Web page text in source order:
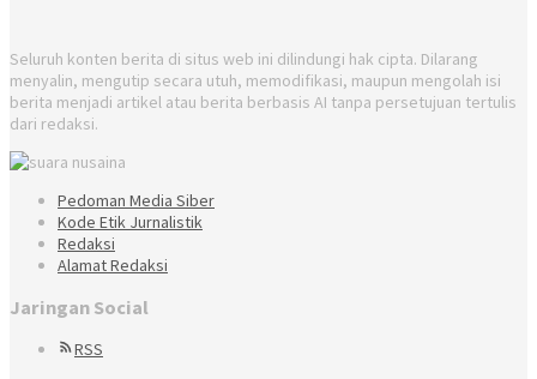
Seluruh konten berita di situs web ini dilindungi hak cipta. Dilarang
menyalin, mengutip secara utuh, memodifikasi, maupun mengolah isi
berita menjadi artikel atau berita berbasis AI tanpa persetujuan tertulis
dari redaksi.
Pedoman Media Siber
Kode Etik Jurnalistik
Redaksi
Alamat Redaksi
Jaringan Social
RSS